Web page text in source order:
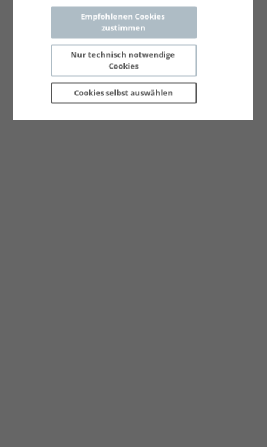
Empfohlenen Cookies
zustimmen
Nur technisch notwendige
Cookies
Cookies selbst auswählen